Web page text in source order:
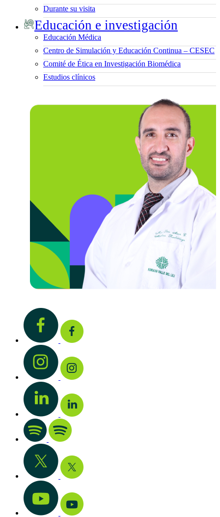
Durante su visita
Educación e investigación
Educación Médica
Centro de Simulación y Educación Continua – CESEC
Comité de Ética en Investigación Biomédica
Estudios clínicos